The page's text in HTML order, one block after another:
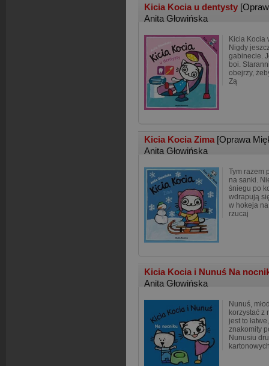
Kicia Kocia u dentysty
Anita Głowińska
Kicia Kocia
Nigdy
gabinecie.
boi.
obejrzy,
Zą
Kicia Kocia Zima [Oprawa
Anita Głowińska
Tym razem
na sanki.
śniegu po
wdrapują
w hokeja
rzucaj
Kicia Kocia i Nunuś Na
Anita Głowińska
Nunuś,
korzystać z
jest to
znakomity
Nunusiu